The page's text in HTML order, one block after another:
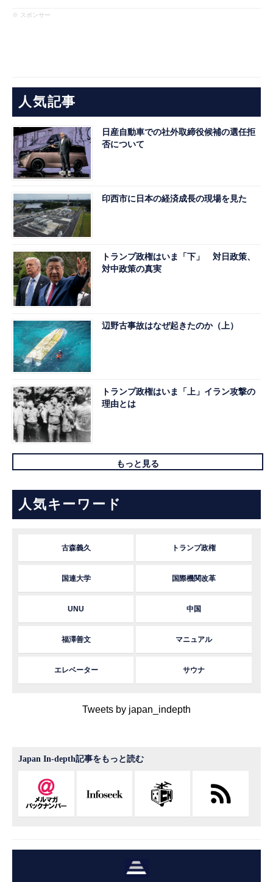
※ スポンサー
人気記事
日産自動車での社外取締役候補の選任拒
否について
印西市に日本の経済成長の現場を見た
トランプ政権はいま「下」 対日政策、
対中政策の真実
辺野古事故はなぜ起きたのか（上）
トランプ政権はいま「上」イラン攻撃の
理由とは
もっと見る
人気キーワード
古森義久 トランプ政権
国連大学 国際機関改革
UNU 中国
福澤善文 マニュアル
エレベーター サウナ
Tweets by japan_indepth
Japan In-depth記事をもっと読む